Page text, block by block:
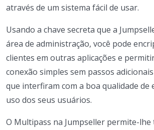
através de um sistema fácil de usar.
Usando a chave secreta que a
área de administração, você pode
clientes em outras aplicações e
conexão simples sem passos
que interfiram com a boa qualidade de
uso dos seus usuários.
O Multipass na Jumpseller permite-lhe